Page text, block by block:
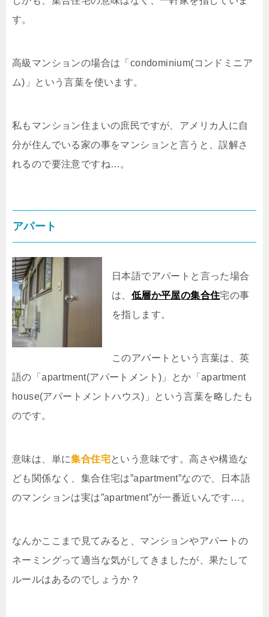
す。
高級マンションの場合は「condominium(コンドミニア
ム)」という言葉を使います。
私もマンション住まいの庶民ですが、アメリカ人に自
分が住んでいる家の事をマンションと言うと、誤解さ
れるので要注意ですね…。
アパート
日本語でアパートと言った場合
は、 低層か平屋の集合住宅の事
を指します。
このアパートという言葉は、英
語の「apartment(アパートメント)」とか「apartment
house(アパートメントハウス)」という言葉を略したも
のです。
意味は、単に集合住宅という意味です。高さや構造な
ども関係なく、集合住宅は”apartment”なので、日本語
のマンションは実は”apartment”が一番近いんです…。
なんかここまで見てみると、マンションやアパートの
ネーミングって適当な気がしてきましたが、果たして
ルールはあるのでしょうか？